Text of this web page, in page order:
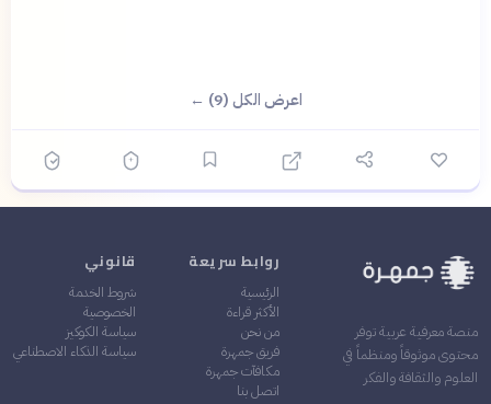
اعرض الكل (9) ←
منصة معرفية عربية توفر
محتوى موثوقاً ومنظماً في
العلوم والثقافة والفكر
روابط سريعة
الرئيسية
الأكثر قراءة
من نحن
فريق جمهرة
مكافآت جمهرة
اتصل بنا
قانوني
شروط الخدمة
الخصوصية
سياسة الكوكيز
سياسة الذكاء الاصطناعي